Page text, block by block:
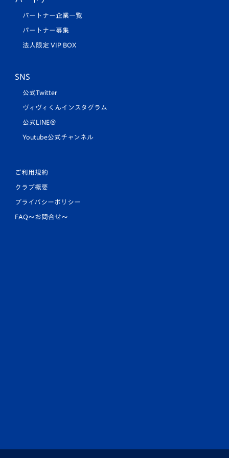
パートナー企業一覧
パートナー募集
法人限定 VIP BOX
SNS
公式Twitter
ヴィヴィくんインスタグラム
公式LINE＠
Youtube公式チャンネル
ご利用規約
クラブ概要
プライバシーポリシー
FAQ〜お問合せ〜